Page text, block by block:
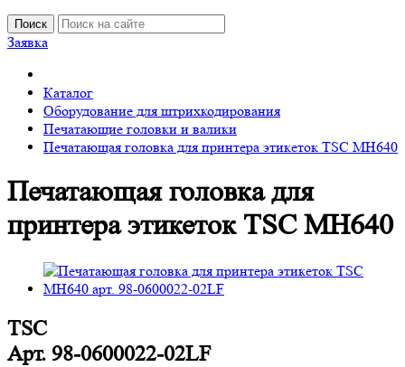
Поиск
Заявка
Каталог
Оборудование для штрихкодирования
Печатающие головки и валики
Печатающая головка для принтера этикеток TSC MH640
Печатающая головка для
принтера этикеток TSC MH640
TSC
Арт. 98-0600022-02LF